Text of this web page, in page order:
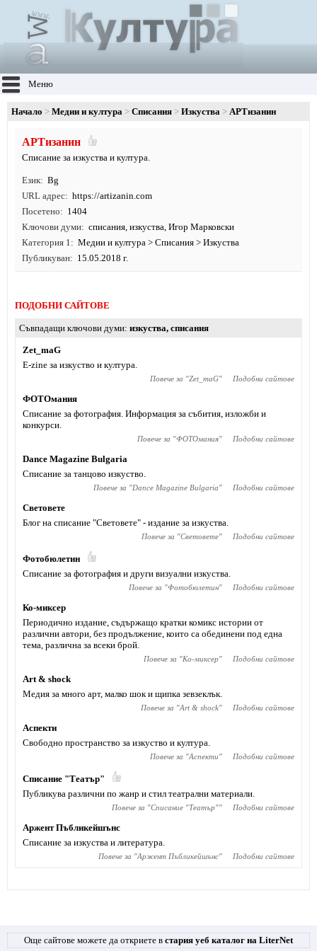
Меню
Начало Медии и култура Списания Изкуства АРТизанин
АРТизанин
Списание за изкуства и култура.
Език
Bg
URL адрес
https://artizanin.com
Посетено
1404
Ключови думи
списания, изкуства, Игор Марковски
Категория 1
Медии и култура > Списания > Изкуства
Публикуван
15.05.2018 г.
ПОДОБНИ САЙТОВЕ
Съвпадащи ключови думи изкуства, списания
Zet_maG
Е-zine за изкуство и култура.
Повече за "Zet_maG" Подобни сайтове
ФОТОмания
Списание за фотография. Информация за събития, изложби и
конкурси.
Повече за "ФОТОмания" Подобни сайтове
Dance Magazine Bulgaria
Списание за танцово изкуство.
Повече за "Dance Magazine Bulgaria" Подобни сайтове
Световете
Блог на списание "Световете" - издание за изкуства.
Повече за "Световете" Подобни сайтове
Фотобюлетин
Списание за фотография и други визуални изкуства.
Повече за "Фотобюлетин" Подобни сайтове
Ко-миксер
Периодично издание, съдържащо кратки комикс истории от
различни автори, без продължение, които са обединени под една
тема, различна за всеки брой.
Повече за "Ко-миксер" Подобни сайтове
Art & shock
Медия за много арт, малко шок и щипка зевзеклък.
Повече за "Art & shock" Подобни сайтове
Аспекти
Свободно пространство за изкуство и култура.
Повече за "Аспекти" Подобни сайтове
Списание "Театър"
Публикува различни по жанр и стил театрални материали.
Повече за "Списание "Театър"" Подобни сайтове
Аржент Пъбликейшънс
Списание за изкуства и литература.
Повече за "Аржент Пъбликейшънс" Подобни сайтове
Още сайтове можете да откриете в стария уеб каталог на LiterNet